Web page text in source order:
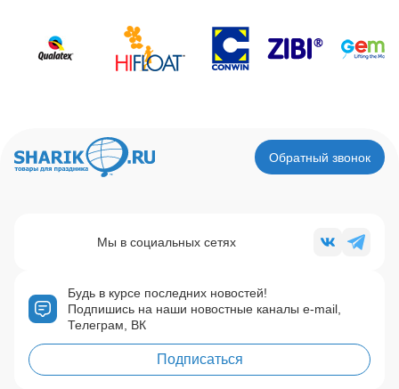
Обратный звонок
Будь в курсе последних новостей!
Подпишись на наши новостные каналы e-mail,
Телеграм, ВК
Подписаться
Мы в социальных сетях